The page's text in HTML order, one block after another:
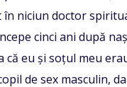
în niciun doctor
cinci ani după
că eu și soțul meu
de sex masculin,